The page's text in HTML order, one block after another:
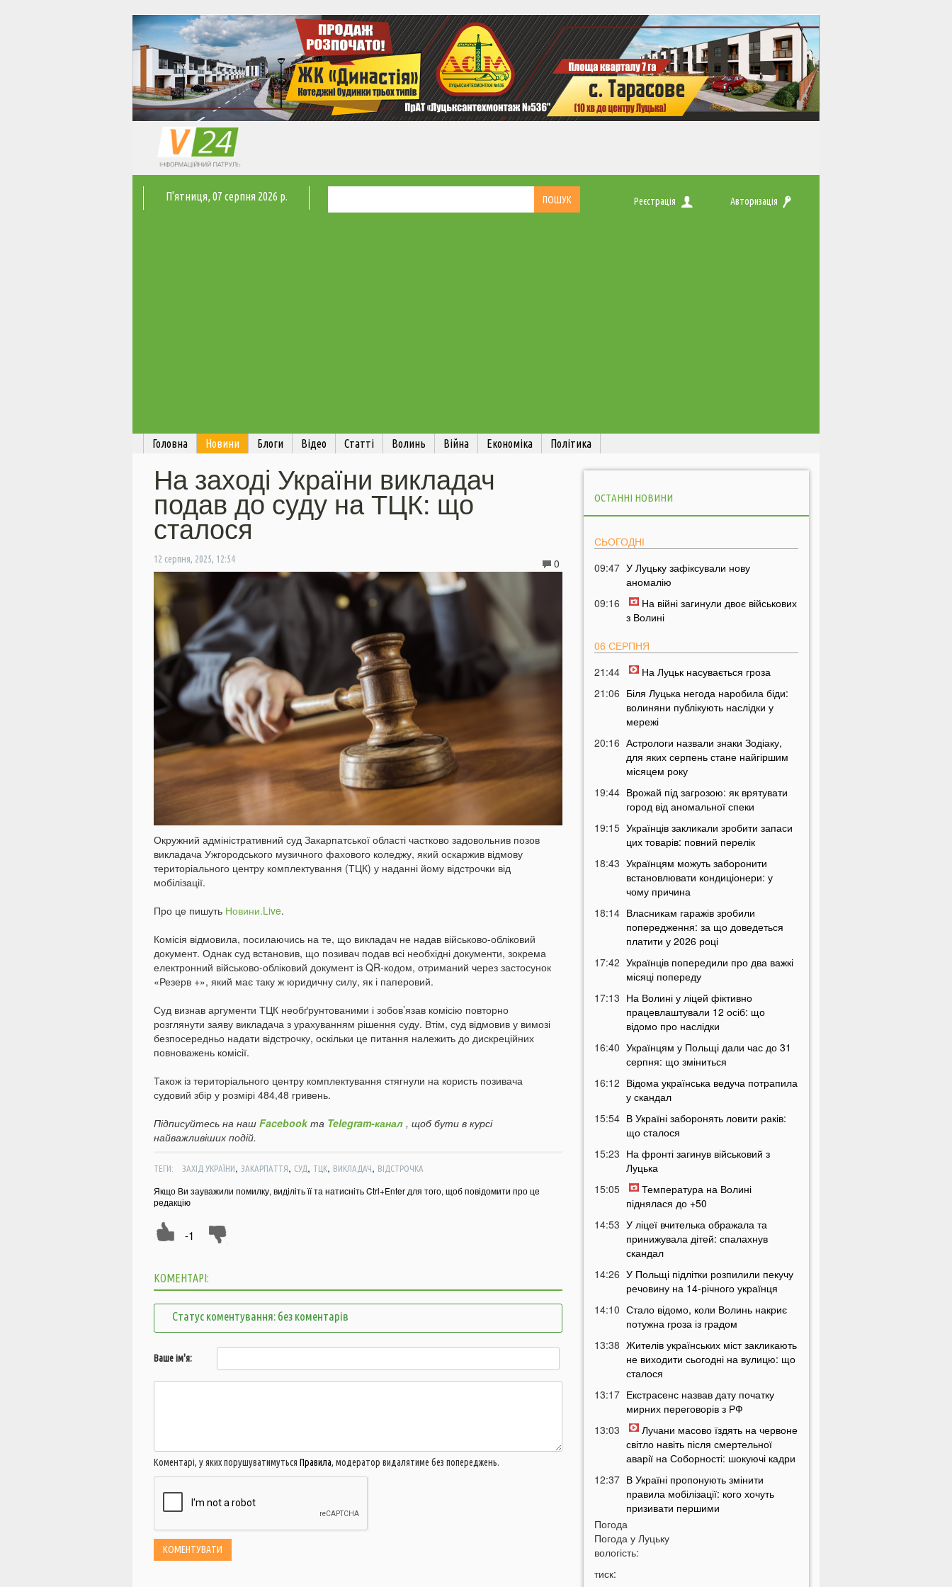
П'ятниця, 07 серпня 2026 р. Реєстрація Авторизація
Головна Новини Блоги Відео Статті Волинь Війна Економіка Політика
На заході України викладач
подав до суду на ТЦК: що
сталося
12 серпня, 2025, 12:54 0
Окружний адміністративний суд Закарпатської області частково задовольнив позов
викладача Ужгородського музичного фахового коледжу, який оскаржив відмову
територіального центру комплектування (ТЦК) у наданні йому відстрочки від
мобілізації.
Про це пишуть Новини.Live.
Комісія відмовила, посилаючись на те, що викладач не надав військово-обліковий
документ. Однак суд встановив, що позивач подав всі необхідні документи, зокрема
електронний військово-обліковий документ із QR-кодом, отриманий через застосунок
«Резерв +», який має таку ж юридичну силу, як і паперовий.
Суд визнав аргументи ТЦК необґрунтованими і зобов’язав комісію повторно
розглянути заяву викладача з урахуванням рішення суду. Втім, суд відмовив у вимозі
безпосередньо надати відстрочку, оскільки це питання належить до дискреційних
повноважень комісії.
Також із територіального центру комплектування стягнули на користь позивача
судовий збір у розмірі 484,48 гривень.
Підписуйтесь на наш Facebookта Telegram-канал , щоб бути в курсі
найважливіших подій.
ТЕГИ: ЗАХІД УКРАЇНИ, ЗАКАРПАТТЯ, СУД, ТЦК, ВИКЛАДАЧ, ВІДСТРОЧКА
Якщо Ви зауважили помилку, виділіть її та натисніть Ctrl+Enter для того, щоб повідомити про це
редакцію
-1
КОМЕНТАРІ:
Статус коментування: без коментарів
Ваше ім'я:
Коментарі, у яких порушуватимуться Правила, модератор видалятиме без попереджень.
ОСТАННІ НОВИНИ
СЬОГОДНІ
09:47 У Луцьку зафіксували нову
аномалію
09:16
На війні загинули двоє військових
з Волині
06 СЕРПНЯ
21:44
На Луцьк насувається гроза
21:06 Біля Луцька негода наробила біди:
волиняни публікують наслідки у
мережі
20:16 Астрологи назвали знаки Зодіаку,
для яких серпень стане найгіршим
місяцем року
19:44 Врожай під загрозою: як врятувати
город від аномальної спеки
19:15 Українців закликали зробити запаси
цих товарів: повний перелік
18:43 Українцям можуть заборонити
встановлювати кондиціонери: у
чому причина
18:14 Власникам гаражів зробили
попередження: за що доведеться
платити у 2026 році
17:42 Українців попередили про два важкі
місяці попереду
17:13 На Волині у ліцей фіктивно
працевлаштували 12 осіб: що
відомо про наслідки
16:40 Українцям у Польщі дали час до 31
серпня: що зміниться
16:12 Відома українська ведуча потрапила
у скандал
15:54 В Україні заборонять ловити раків:
що сталося
15:23 На фронті загинув військовий з
Луцька
15:05
Температура на Волині
піднялася до +50
14:53 У ліцеї вчителька ображала та
принижувала дітей: спалахнув
скандал
14:26 У Польщі підлітки розпилили пекучу
речовину на 14-річного українця
14:10 Стало відомо, коли Волинь накриє
потужна гроза із градом
13:38 Жителів українських міст закликають
не виходити сьогодні на вулицю: що
сталося
13:17 Екстрасенс назвав дату початку
мирних переговорів з РФ
13:03
Лучани масово їздять на червоне
світло навіть після смертельної
аварії на Соборності: шокуючі кадри
12:37 В Україні пропонують змінити
правила мобілізації: кого хочуть
призивати першими
12:08 Ціна здивує українців: чи буде
пальне по 100 гривень за літр
Погода
Погода у Луцьку
вологість:
тиск: